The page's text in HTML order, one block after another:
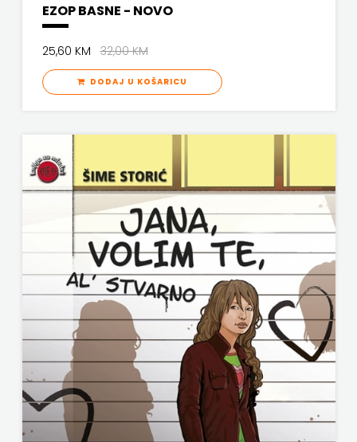
NAŠA
DJECA
NAŠA
NOVOTEKS
ODEON
OMEGA
LAN
Pearson
PLANET
PLANETOPIJA
PLANJAX
EZOP BASNE - NOVO
25,60 KM32,00 KM
DODAJ U KOŠARICU